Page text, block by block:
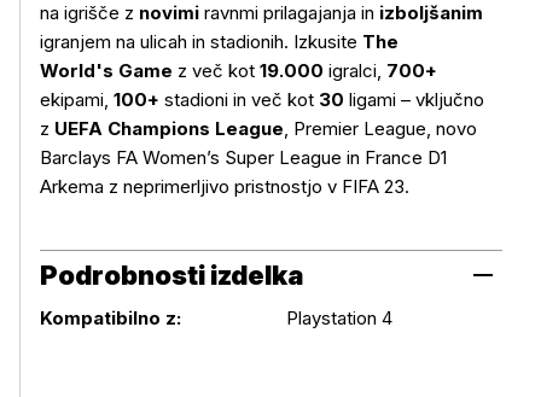
na igrišče z novimi ravnmi prilagajanja in izboljšanim
igranjem na ulicah in stadionih. Izkusite The
World's Game z več kot 19.000 igralci, 700+
ekipami, 100+ stadioni in več kot 30 ligami – vključno
z UEFA Champions League, Premier League, novo
Barclays FA Women’s Super League in France D1
Arkema z neprimerljivo pristnostjo v FIFA 23.
Podrobnosti izdelka
Podrobnosti izdelka
Kompatibilno z: Playstation 4